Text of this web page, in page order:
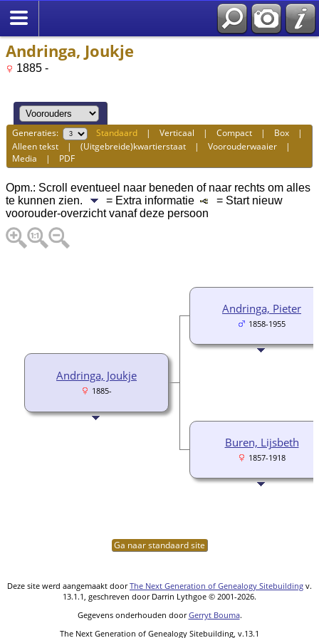
Andringa, Joukje
1885 -
Generaties: Standaard |Verticaal |Compact | Box |
Alleen tekst |(Uitgebreide)kwartierstaat |Voorouderwaaier |
Media | PDF
Opm.: Scroll eventueel naar beneden of naar rechts om alles
te kunnen zien.
= Extra informatie
= Start nieuw
voorouder-overzicht vanaf deze persoon
Andringa, Joukje
1885-
Andringa, Pieter
1858-1955
Buren, Lijsbeth
1857-1918
Ga naar standaard site
Deze site werd aangemaakt doorThe Next Generation of Genealogy Sitebuilding v.
13.1.1, geschreven door Darrin Lythgoe © 2001-2026.
Gegevens onderhouden doorGerryt Bouma.
The Next Generation of Genealogy Sitebuilding, v.13.1